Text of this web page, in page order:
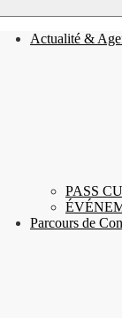
Actualité &
PASS
Parcours de